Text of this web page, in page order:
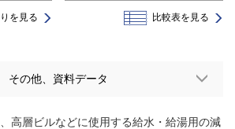
を見る 比較表を見る
その他、資料データ
高層ビルなどに使用する給水・給湯用の減